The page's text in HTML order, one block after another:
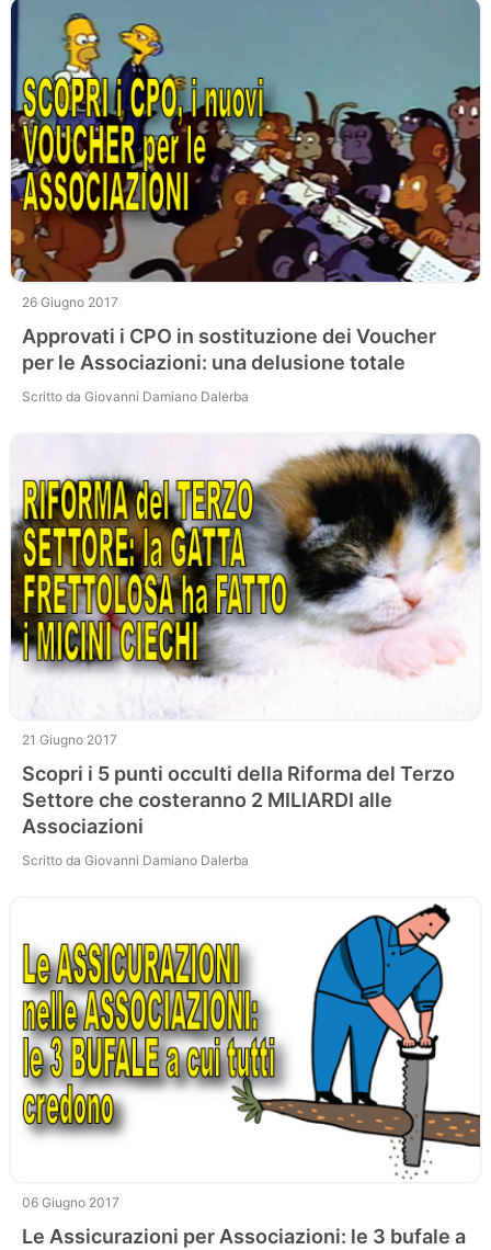
26 Giugno 2017
Approvati i CPO in sostituzione dei Voucher
per le Associazioni: una delusione totale
Scritto da Giovanni Damiano Dalerba
21 Giugno 2017
Scopri i 5 punti occulti della Riforma del Terzo
Settore che costeranno 2 MILIARDI alle
Associazioni
Scritto da Giovanni Damiano Dalerba
06 Giugno 2017
Le Assicurazioni per Associazioni: le 3 bufale a